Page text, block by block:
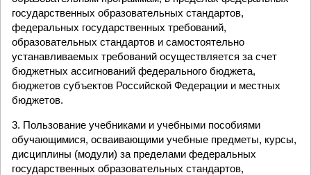
государственных образовательных стандартов,
федеральных государственных требований,
образовательных стандартов и самостоятельно
устанавливаемых требований осуществляется за счет
бюджетных ассигнований федерального бюджета,
бюджетов субъектов Российской Федерации и местных
бюджетов.
3. Пользование учебниками и учебными пособиями
обучающимися, осваивающими учебные предметы, курсы,
дисциплины (модули) за пределами федеральных
государственных образовательных стандартов,